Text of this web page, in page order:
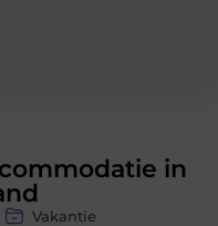
in
Vakantie